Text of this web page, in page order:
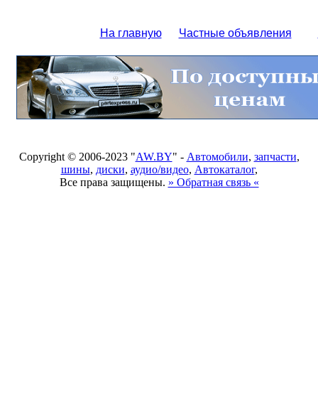
На главную Частные объявления
Copyright © 2006-2023 "AW.BY" - Автомобили, запчасти,
шины, диски, аудио/видео, Автокаталог,
Все права защищены. » Обратная связь «